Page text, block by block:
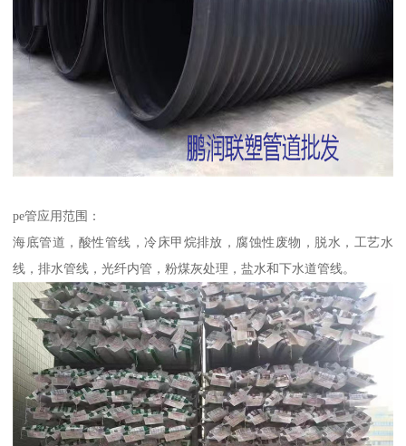
pe管应用范围：
海底管道，酸性管线，冷床甲烷排放，腐蚀性废物，脱水，工艺水
线，排水管线，光纤内管，粉煤灰处理，盐水和下水道管线。